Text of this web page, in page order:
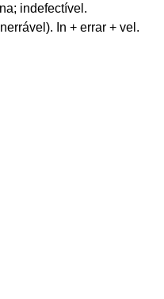
indefectível.
In + errar + vel.